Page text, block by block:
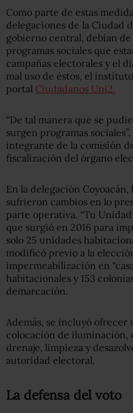
Como parte de estas
delegaciones de la Ciudad
gobierno central, debían
programas sociales que
campañas electorales y el
mal uso de éstos, el
portal Ciudadanos Uni2.
“De tal manera que se
surgen programas
integrante de la comisión
fiscalización del órgano
En la delegación
sufrieron cambios en lo
parte operativa. “Tu Unidad
que surgió en 2016 para
solo 25 unidades
modificó previo a la
impermeabilización en
habitacionales y 153
demarcación.
Además, se incluyó ofrecer
colocación de iluminación,
drenaje, limpieza y
autoridad electoral.
La defensa del voto